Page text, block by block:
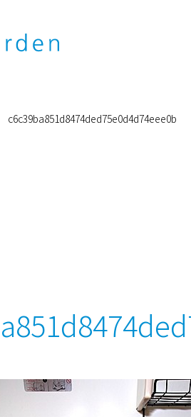
c6c39ba851d8474ded75e0d4d74eee0b